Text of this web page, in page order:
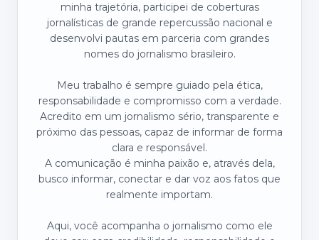
minha trajetória, participei de coberturas
jornalísticas de grande repercussão nacional e
desenvolvi pautas em parceria com grandes
nomes do jornalismo brasileiro.
Meu trabalho é sempre guiado pela ética,
responsabilidade e compromisso com a verdade.
Acredito em um jornalismo sério, transparente e
próximo das pessoas, capaz de informar de forma
clara e responsável.
A comunicação é minha paixão e, através dela,
busco informar, conectar e dar voz aos fatos que
realmente importam.
Aqui, você acompanha o jornalismo como ele